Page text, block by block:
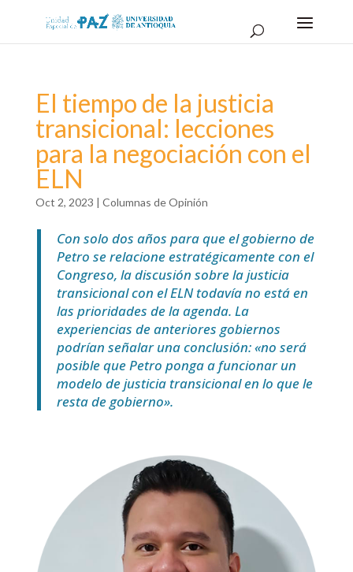
El tiempo de la justicia
transicional: lecciones
para la negociación con el
ELN
Oct 2, 2023 | Columnas de Opinión
Con solo dos años para que el gobierno de
Petro se relacione estratégicamente con el
Congreso, la discusión sobre la justicia
transicional con el ELN todavía no está en
las prioridades de la agenda. La
experiencias de anteriores gobiernos
podrían señalar una conclusión: «no será
posible que Petro ponga a funcionar un
modelo de justicia transicional en lo que le
resta de gobierno».